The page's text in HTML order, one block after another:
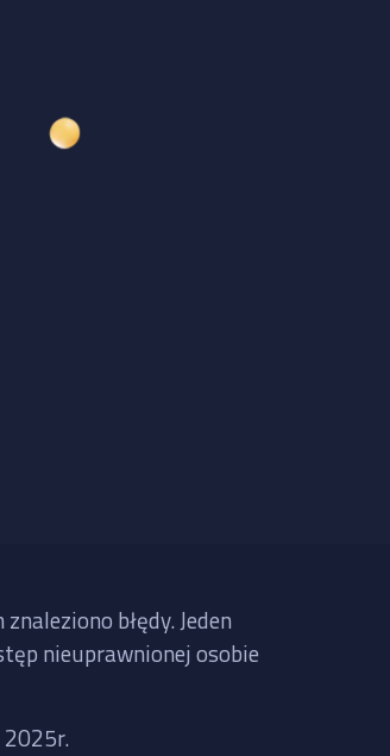
błędy. Jeden
nieuprawnionej osobie
2025r.